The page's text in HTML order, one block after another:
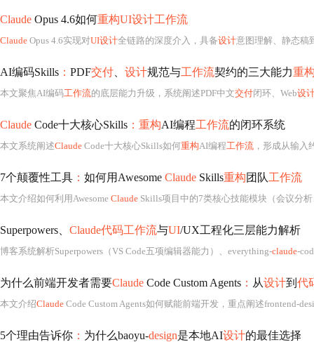
Claude Opus 4.6如何重构UI设计工作流
Claude Opus 4.6实现对UI设计全链路的深度介入，具备设计意图理解、静态稿
AI编码Skills ： PDF交付 设计规范与工作流契约的三大能力重
本文聚焦AI编码工作流的底层能力升级，系统阐述PDF中文交付闭环、Web设
Claude Code十大核心Skills ：重构AI编程工作流的闭环系统
本文系统阐述Claude Code十大核心Skills如何重构AI编程工作流 ，形成从输入约束、核心处理、
7个颠覆性工具 ： 如何用Awesome Claude Skills重构团队工作流
本文介绍如何利用Awesome Claude Skills项目中的7类核心技能模块（会议分
Superpowers、 Claude代码工作流与UI/UX工程化三层能力解析
博客系统解析Superpowers（VS Code五项编辑器能力）、everything-claude-
为什么前端开发者需要Claude Code Custom Agents ： 从设计到 代
本文介绍Claude Code Custom Agents如何赋能前端开发，重点阐述frontend-
5个理由告诉你 ： 为什么baoyu-design是本地AI设计的最佳选择